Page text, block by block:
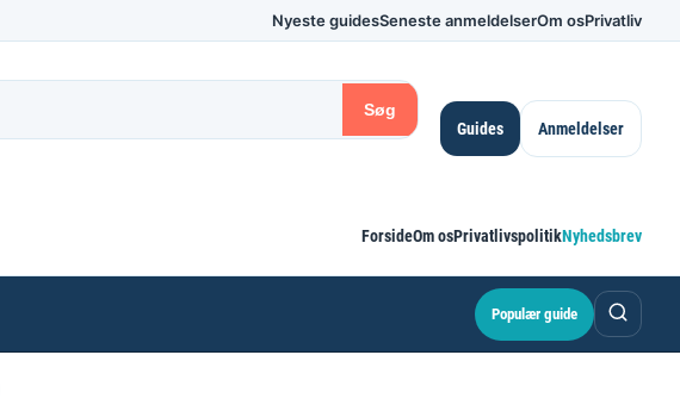
Nyeste guidesSeneste anmeldelserOm osPrivatliv
Søg
Guides Anmeldelser
ForsideOm osPrivatlivspolitikNyhedsbrev
Populær guide